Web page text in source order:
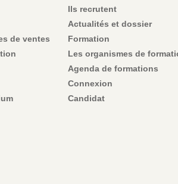
de ventes
Ils recrutent
Actualités et dossier
Formation
Les organismes de
Agenda de formations
Connexion
Candidat